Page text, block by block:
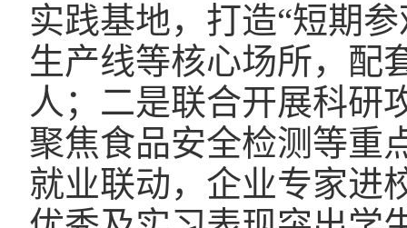
实践基地，打造“短期
生产线等核心场所，配
人；二是联合开展科研
聚焦食品安全检测等重
就业联动，企业专家进